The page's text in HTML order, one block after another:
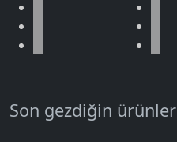
Son gezdiğin ürünler